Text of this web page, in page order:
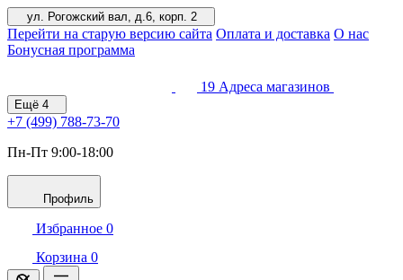
ул. Рогожский вал, д.6, корп. 2
Перейти на старую версию сайта Оплата и доставка О нас
Бонусная программа
19 Адреса магазинов
Ещё 4
+7 (499) 788-73-70
Пн-Пт 9:00-18:00
Профиль
Избранное 0
Корзина 0